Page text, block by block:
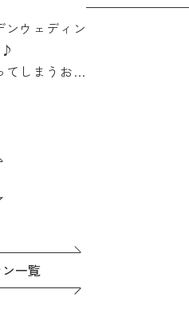
ンウェディン
しまうお得
会場。名古
人気です♪高
なし。
き◎準備もゆ
さらに魅力的に
ン一覧